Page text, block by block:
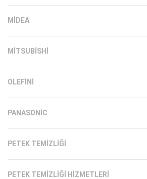
MIDEA
MITSUBISHI
OLEFINI
PANASONIC
PETEK TEMIZLIĞI
PETEK TEMIZLIĞI HIZMETLERI